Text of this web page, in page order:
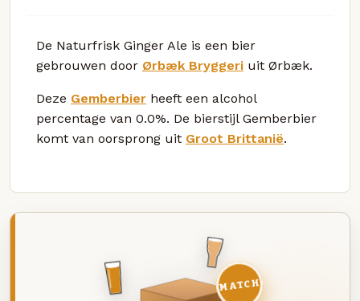
De Naturfrisk Ginger Ale is een bier
gebrouwen door Ørbæk Bryggeri uit Ørbæk.
Deze Gemberbier heeft een alcohol
percentage van 0.0%. De bierstijl Gemberbier
komt van oorsprong uit Groot Brittanië.
MATCH